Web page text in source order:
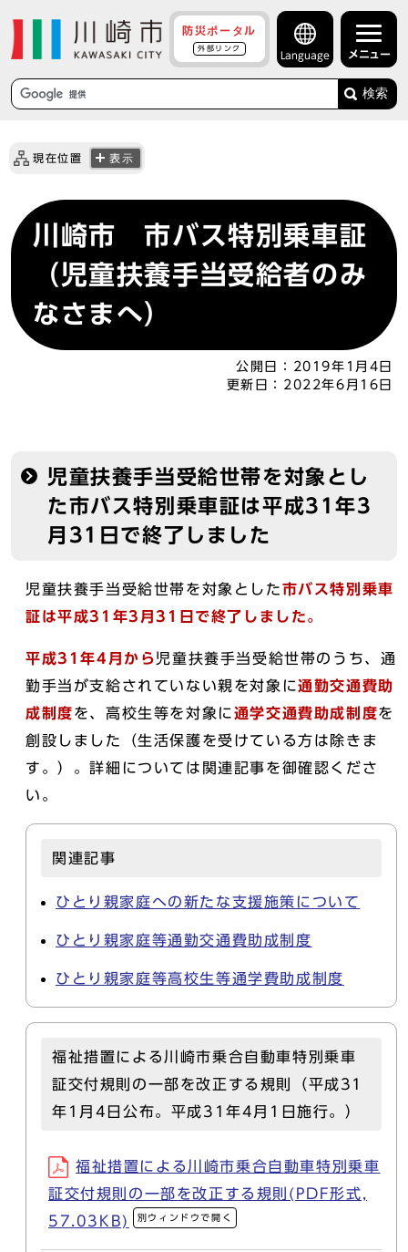
防災ポータル
外部リンク
Language メニュー
検索
現在位置 表示
川崎市 市バス特別乗車証
（児童扶養手当受給者のみ
なさまへ）
公開日：
2019年1月4日
更新日： 2022年6月16日
児童扶養手当受給世帯を対象とし
た市バス特別乗車証は平成31年3
月31日で終了しました
児童扶養手当受給世帯を対象とした市バス特別乗車
証は平成31年3月31日で終了しました。
平成31年4月から児童扶養手当受給世帯のうち、通
勤手当が支給されていない親を対象に通勤交通費助
成制度を、高校生等を対象に 通学交通費助成制度を
創設しました（生活保護を受けている方は除きま
す。）。詳細については関連記事を御確認くださ
い。
関連記事
ひとり親家庭への新たな支援施策について
ひとり親家庭等通勤交通費助成制度
ひとり親家庭等高校生等通学費助成制度
福祉措置による川崎市乗合自動車特別乗車
証交付規則の一部を改正する規則（平成31
年1月4日公布。平成31年4月1日施行。）
福祉措置による川崎市乗合自動車特別乗車
証交付規則の一部を改正する規則(PDF形式,
57.03KB)
別ウィンドウで開く